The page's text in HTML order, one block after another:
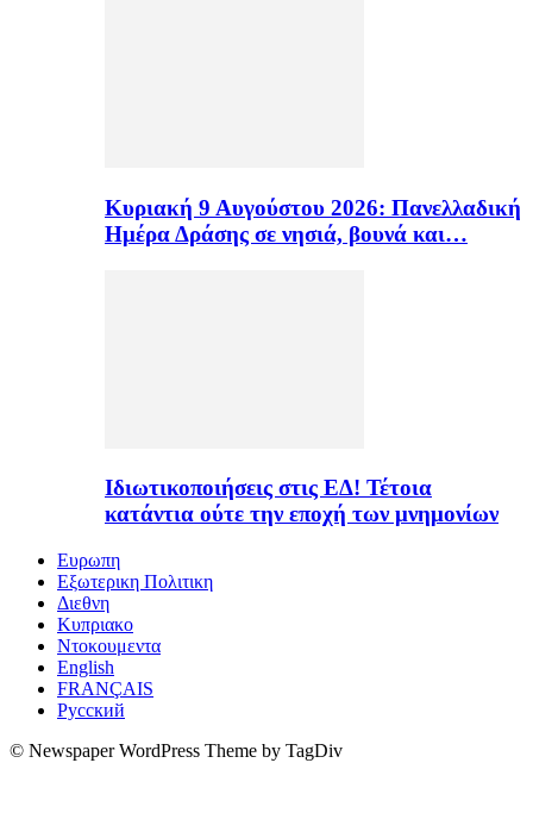
Κυριακή 9 Αυγούστου 2026: Πανελλαδική
Ημέρα Δράσης σε νησιά, βουνά και…
Ιδιωτικοποιήσεις στις ΕΔ! Τέτοια
κατάντια ούτε την εποχή των μνημονίων
Ευρωπη
Εξωτερικη Πολιτικη
Διεθνη
Κυπριακο
Ντοκουμεντα
English
FRANÇAIS
Русский
© Newspaper WordPress Theme by TagDiv